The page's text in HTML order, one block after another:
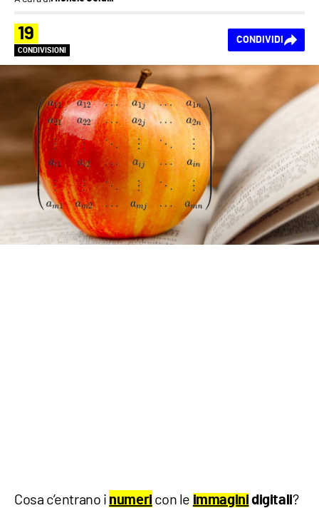
19
CONDIVISIONI
CONDIVIDI
Cosa c’entrano i numeri con le immagini digitali?